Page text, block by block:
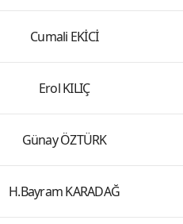
Cumali EKİCİ
Erol KILIÇ
Günay ÖZTÜRK
H.Bayram KARADAĞ